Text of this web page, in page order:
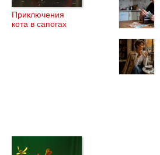
Приключения
кота в сапогах